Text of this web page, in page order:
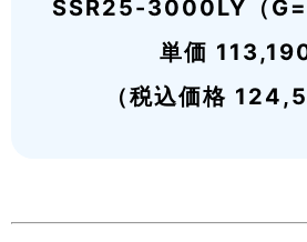
SSR25-3000LY（
単価
（税込価格